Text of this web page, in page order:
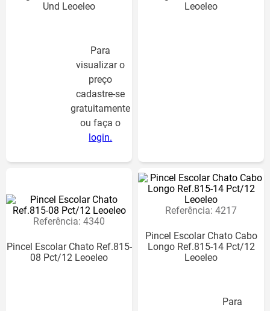
Und Leoeleo
Para
visualizar o
preço
cadastre-se
gratuitamente
ou faça o
login.
Leoeleo
Para
visualizar o
cadastre-se
gratuitamente
ou faça o
Referência: 4340
Pincel Escolar Chato Ref.815-
08 Pct/12 Leoeleo
Referência: 4217
Pincel Escolar Chato Cabo
Longo Ref.815-14 Pct/12
Leoeleo
Para